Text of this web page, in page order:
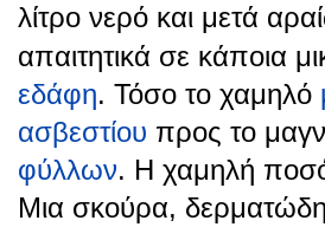
λίτρο νερό και μετά
απαιτητικά σε κάποια
εδάφη. Τόσο το χαμηλό
ασβεστίου προς το
φύλλων. Η χαμηλή
Μια σκούρα,